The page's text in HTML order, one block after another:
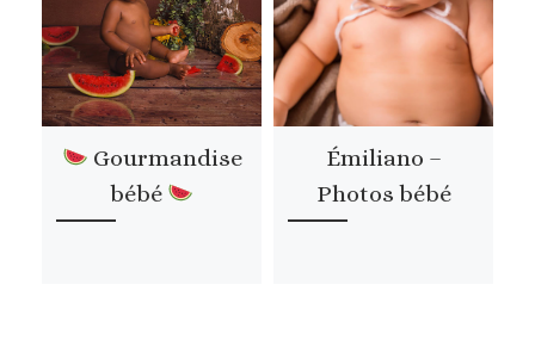
Gourmandise
bébé
Émiliano –
Photos bébé